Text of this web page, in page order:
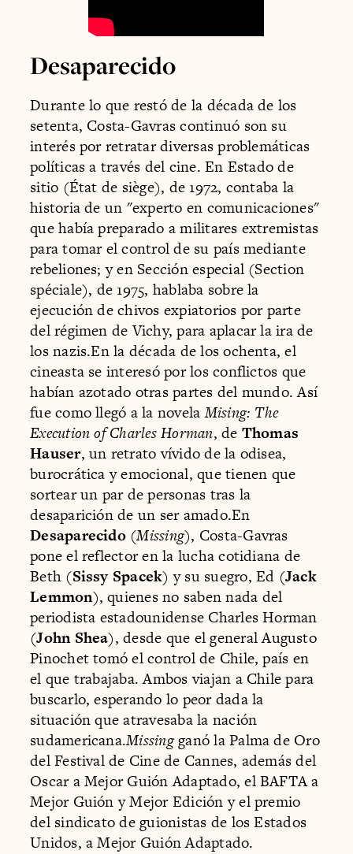
Desaparecido
Durante lo que restó de la década de los
setenta, Costa-Gavras continuó son su
interés por retratar diversas problemáticas
políticas a través del cine. En Estado de
sitio (État de siège), de 1972, contaba la
historia de un "experto en comunicaciones"
que había preparado a militares extremistas
para tomar el control de su país mediante
rebeliones; y en Sección especial (Section
spéciale), de 1975, hablaba sobre la
ejecución de chivos expiatorios por parte
del régimen de Vichy, para aplacar la ira de
los nazis.En la década de los ochenta, el
cineasta se interesó por los conflictos que
habían azotado otras partes del mundo. Así
fue como llegó a la novelaMising: The
Execution of Charles Horman, de Thomas
Hauser, un retrato vívido de la odisea,
burocrática y emocional, que tienen que
sortear un par de personas tras la
desaparición de un ser amado.En
Desaparecido(Missing), Costa-Gavras
pone el reflector en la lucha cotidiana de
Beth (Sissy Spacek) y su suegro, Ed (Jack
Lemmon), quienes no saben nada del
periodista estadounidense Charles Horman
(John Shea), desde que el general Augusto
Pinochet tomó el control de Chile, país en
el que trabajaba. Ambos viajan a Chile para
buscarlo, esperando lo peor dada la
situación que atravesaba la nación
sudamericana.Missingganó la Palma de Oro
del Festival de Cine de Cannes, además del
Oscar a Mejor Guión Adaptado, el BAFTA a
Mejor Guión y Mejor Edición y el premio
del sindicato de guionistas de los Estados
Unidos, a Mejor Guión Adaptado.